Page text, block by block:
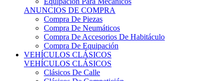
ANUNCIOS DE COMPRA
Compra De Piezas
Compra De Neumáticos
Compra De Accesorios De Habitáculo
Compra De Equipación
VEHÍCULOS CLÁSICOS
VEHÍCULOS CLÁSICOS
Clásicos De Calle